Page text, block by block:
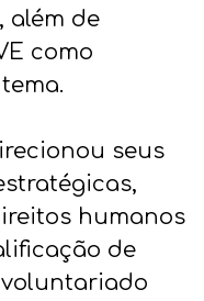
além de
como
seus
humanos
de